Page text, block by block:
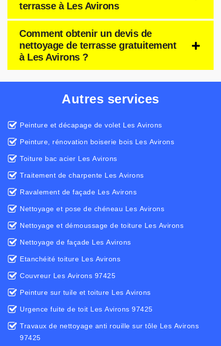
terrasse à Les Avirons
Comment obtenir un devis de
nettoyage de terrasse gratuitement
à Les Avirons ?
Autres services
Peinture et décapage de volet Les Avirons
Peinture, rénovation boiserie bois Les Avirons
Toiture bac acier Les Avirons
Traitement de charpente Les Avirons
Ravalement de façade Les Avirons
Nettoyage et pose de chéneau Les Avirons
Nettoyage et démoussage de toiture Les Avirons
Nettoyage de façade Les Avirons
Etanchéité toiture Les Avirons
Couvreur Les Avirons 97425
Peinture sur tuile et toiture Les Avirons
Urgence fuite de toit Les Avirons 97425
Travaux de nettoyage anti rouille sur tôle Les Avirons
97425